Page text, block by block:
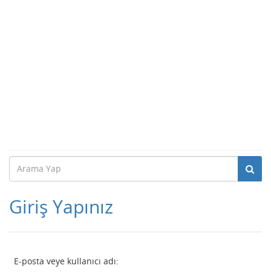
Giriş Yapınız
E-posta veye kullanıcı adı: